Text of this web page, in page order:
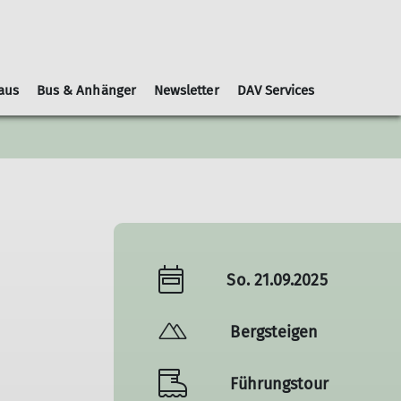
Gruppen Nachrichtenblätter
Geschäftsordnung
Schwierigkeitsbewertungen
Kooperationspartner
Bus & Anhänger Newsletter DAV Services
So. 21.09.2025
Bergsteigen
Führungstour